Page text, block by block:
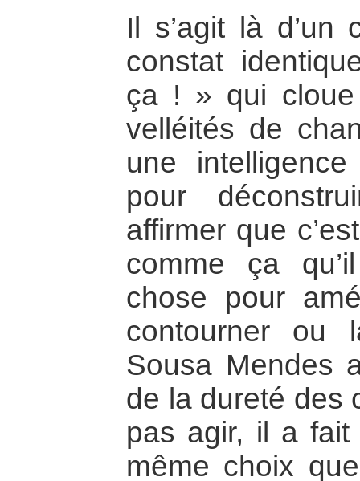
Il s’agit là d’un
constat
ça ! » qui
velléités de
une
pour
affirmer que
comme ça
chose pour
contourner ou
Sousa Mendes
de la dureté des
pas agir, il a fait
même choix